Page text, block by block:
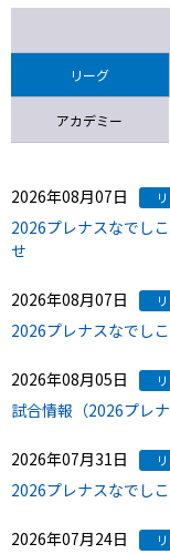
リーグ
アカデミー
2026年08月07日
2026プレナスなでし
せ
2026年08月07日
2026プレナスなでし
2026年08月05日
試合情報（2026プレ
2026年07月31日
2026プレナスなでし
2026年07月24日